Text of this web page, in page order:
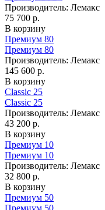
Производитель: Лемакс
75 700 р.
В корзину
Премиум 80
Премиум 80
Производитель: Лемакс
145 600 р.
В корзину
Classic 25
Classic 25
Производитель: Лемакс
43 200 р.
В корзину
Премиум 10
Премиум 10
Производитель: Лемакс
32 800 р.
В корзину
Премиум 50